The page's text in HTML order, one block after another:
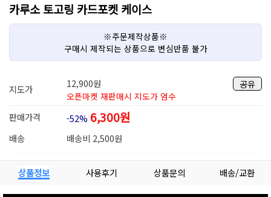
카루소 토고링 카드포켓 케이스
※주문제작상품※
구매시 제작되는 상품으로 변심반품 불가
공유
지도가 12,900원
오픈마켓 재판매시 지도가 엄수
판매가격 -52% 6,300원
배송 배송비 2,500원
상품정보 사용후기 상품문의 배송/교환